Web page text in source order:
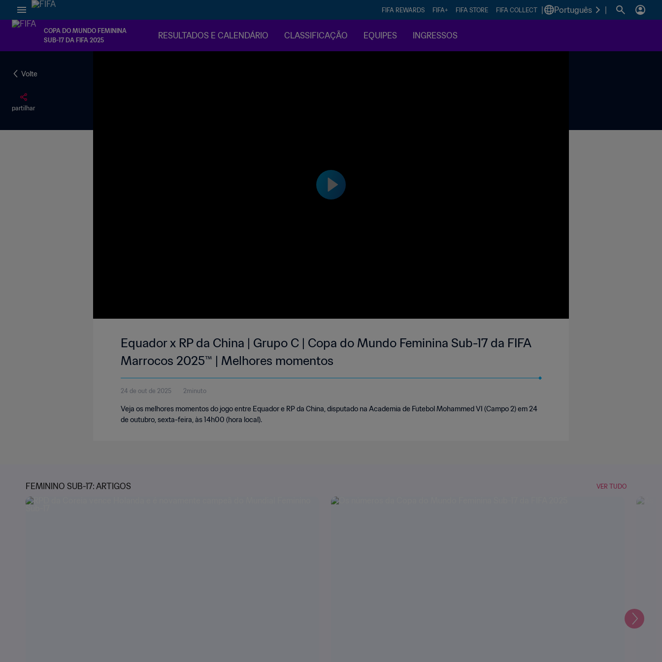
FIFA REWARDS FIFA+ FIFA STORE FIFA COLLECT Português
COPA DO MUNDO FEMININA
SUB-17 DA FIFA 2025
RESULTADOS E CALENDÁRIO CLASSIFICAÇÃO EQUIPES INGRESSOS
Volte
partilhar
Equador x RP da China | Grupo C | Copa do Mundo Feminina Sub-17 da FIFA
Marrocos 2025™ | Melhores momentos
24 de out de 2025 2minuto
Veja os melhores momentos do jogo entre Equador e RP da China, disputado na Academia de Futebol Mohammed VI (Campo 2) em 24
de outubro, sexta-feira, às 14h00 (hora local).
FEMININO SUB-17: ARTIGOS VER TUDO